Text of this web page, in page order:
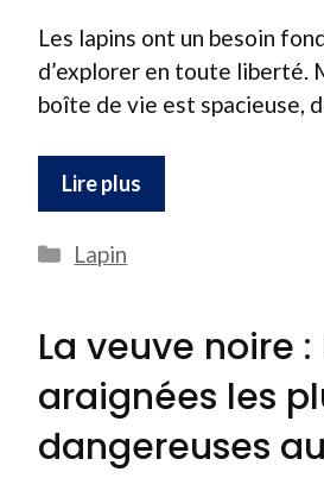
Les lapins ont un besoin
d’explorer en toute liberté.
boîte de vie est spacieuse,
Lire plus
Catégories
Lapin
La veuve noire :
araignées les
dangereuses